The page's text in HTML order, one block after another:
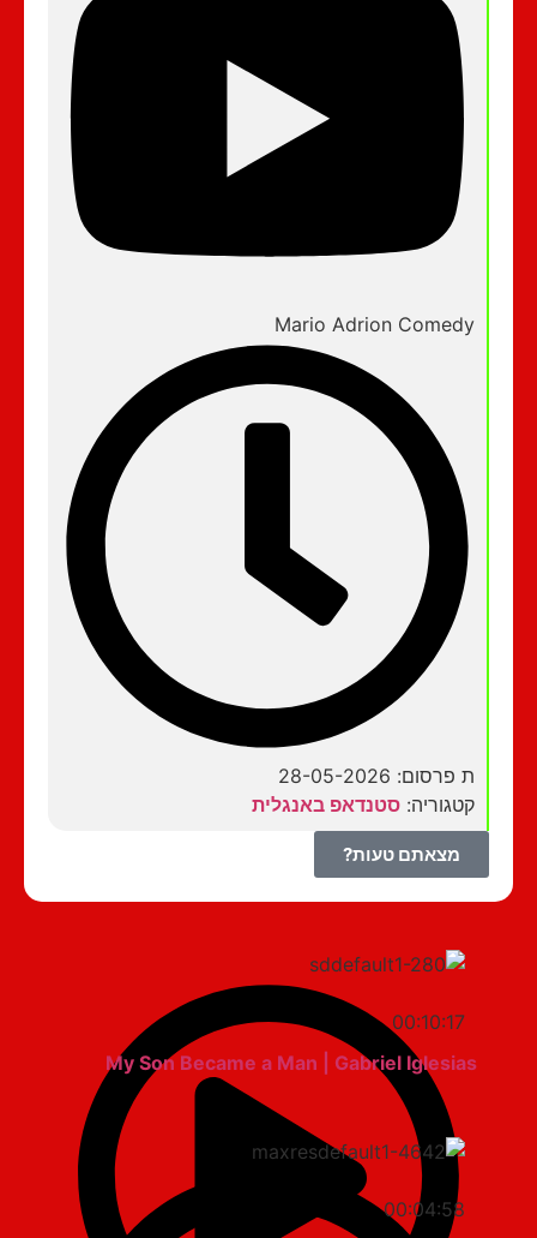
Mario Adrion Comedy
ת פרסום: 28-05-2026
קטגוריה:סטנדאפ באנגלית
מצאתם טעות?
00:10:17
My Son Became a Man | Gabriel Iglesias
00:04:58